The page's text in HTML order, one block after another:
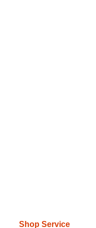
Shop Service